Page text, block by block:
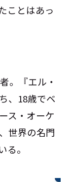
ことはあっ
。『エル・
、18歳でベ
ス・オーケ
世界の名門
。